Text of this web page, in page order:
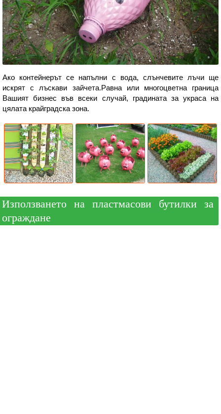
Ако контейнерът се напълни с вода, слънчевите лъчи ще
искрят с лъскави зайчета.Равна или многоцветна граница
Вашият бизнес във всеки случай, градината за украса на
цялата крайградска зона.
Използването на пластмасови бутилки за
ограждане